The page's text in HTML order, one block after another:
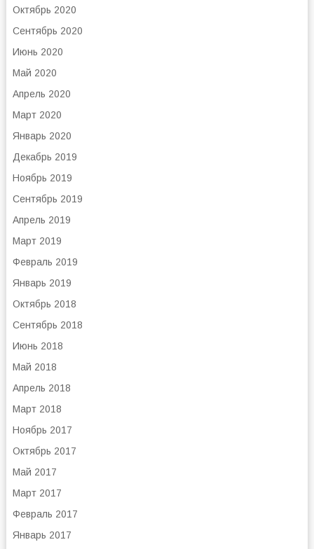
Октябрь 2020
Сентябрь 2020
Июнь 2020
Май 2020
Апрель 2020
Март 2020
Январь 2020
Декабрь 2019
Ноябрь 2019
Сентябрь 2019
Апрель 2019
Март 2019
Февраль 2019
Январь 2019
Октябрь 2018
Сентябрь 2018
Июнь 2018
Май 2018
Апрель 2018
Март 2018
Ноябрь 2017
Октябрь 2017
Май 2017
Март 2017
Февраль 2017
Январь 2017